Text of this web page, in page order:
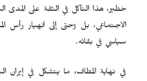
خطير، هذا التآكل في الثقة على
الاجتماعي، بل وحتى إلى انهيار رأس
سياسي في بقائه.
في نهاية المطاف، ما يتشكل في